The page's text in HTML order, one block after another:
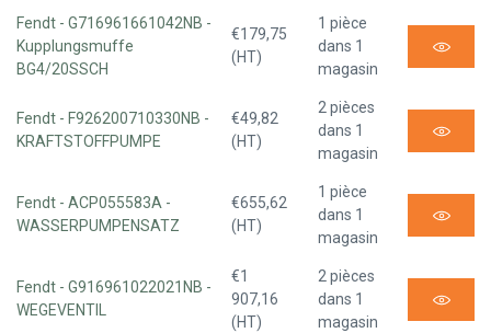
Fendt - G716961661042NB -
Kupplungsmuffe
BG4/20SSCH
€179,75
(HT)
1 pièce
dans 1
magasin
Fendt - F926200710330NB -
KRAFTSTOFFPUMPE
€49,82
(HT)
2 pièces
dans 1
magasin
Fendt - ACP055583A -
WASSERPUMPENSATZ
€655,62
(HT)
1 pièce
dans 1
magasin
Fendt - G916961022021NB -
WEGEVENTIL
€1
907,16
(HT)
2 pièces
dans 1
magasin